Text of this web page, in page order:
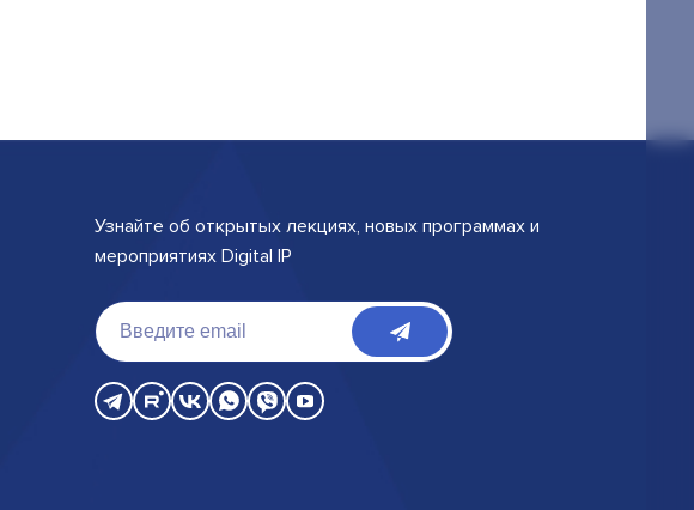
Узнайте об открытых лекциях, новых программах и
мероприятиях Digital IP